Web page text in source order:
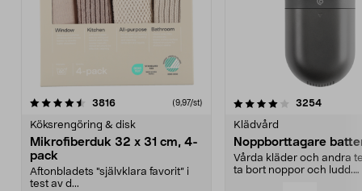
3816recensioner (9,97/st)
Köksrengöring & disk
Mikrofiberduk 32 x 31 cm, 4-
pack
Aftonbladets "självklara favorit” i
test av d...
4.0av 5 stjärnor 3254
Klädvård
Noppborttagare
Vårda kläder och andra
ta bort noppor och ludd.
4.5av 5 stjärnor